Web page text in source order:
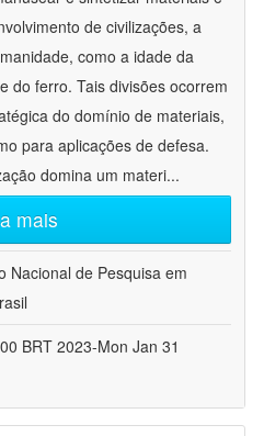
de civilizações, a
como a idade da
do ferro. Tais divisões ocorrem
do domínio de materiais,
para aplicações de defesa.
domina um materi...
mais
Nacional de Pesquisa em
BRT 2023-Mon Jan 31